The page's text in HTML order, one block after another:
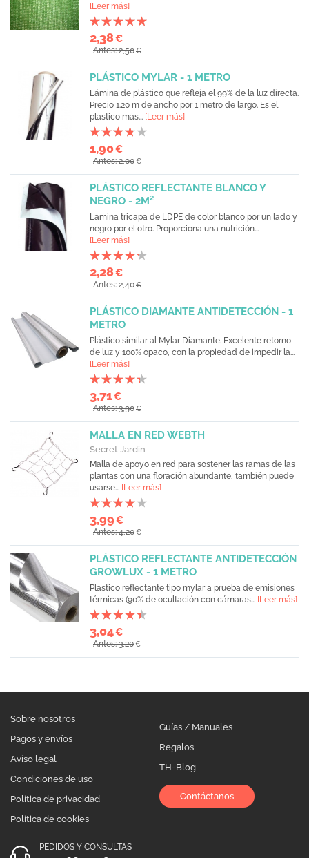
[Leer más]
2,38€
Antes: 2,50€
PLÁSTICO MYLAR - 1 METRO
Lámina de plástico que refleja el 99% de la luz directa.
Precio 1.20 m de ancho por 1 metro de largo. Es el
plástico más... [Leer más]
1,90€
Antes: 2,00€
PLÁSTICO REFLECTANTE BLANCO Y
NEGRO - 2M²
Lámina tricapa de LDPE de color blanco por un lado y
negro por el otro. Proporciona una nutrición...
[Leer más]
2,28€
Antes: 2,40€
PLÁSTICO DIAMANTE ANTIDETECCIÓN - 1
METRO
Plástico similar al Mylar Diamante. Excelente retorno
de luz y 100% opaco, con la propiedad de impedir la...
[Leer más]
3,71€
Antes: 3,90€
MALLA EN RED WEBTH
Secret Jardin
Malla de apoyo en red para sostener las ramas de las
plantas con una floración abundante, también puede
usarse... [Leer más]
3,99€
Antes: 4,20€
PLÁSTICO REFLECTANTE ANTIDETECCIÓN
GROWLUX - 1 METRO
Plástico reflectante tipo mylar a prueba de emisiones
térmicas (90% de ocultación con cámaras... [Leer más]
3,04€
Antes: 3,20€
Sobre nosotros
Pagos y envíos
Aviso legal
Condiciones de uso
Política de privacidad
Política de cookies
Guías / Manuales
Regalos
TH-Blog
Contáctanos
PEDIDOS Y CONSULTAS